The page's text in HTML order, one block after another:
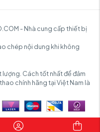
- Nhà cung cấp thiết bị
chép nội dung khi không
lượng. Cách tốt nhất để đảm
chính hãng tại Việt Nam là